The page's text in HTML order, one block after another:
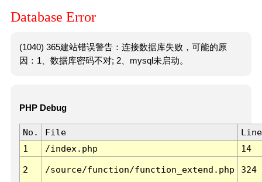
Database Error
(1040) 365建站错误警告：连接数据库失败，可能的原
因：1、数据库密码不对; 2、mysql未启动。
PHP Debug
No. File
Line
1
/index.php 14
2 /source/function/function_extend.php 324